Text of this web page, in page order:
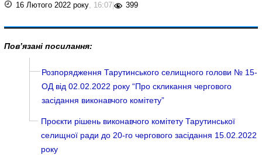
16 Лютого 2022 року, 16:07| 399
Пов’язані посилання:
Розпорядження Тарутинського селищного голови № 15-
ОД від 02.02.2022 року “Про скликання чергового
засідання виконавчого комітету”
Проєкти рішень виконавчого комітету Тарутинської
селищної ради до 20-го чергового засідання 15.02.2022
року